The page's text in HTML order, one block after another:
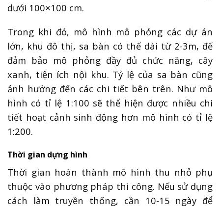
dưới 100×100 cm.
Trong khi đó, mô hình mô phỏng các dự án
lớn, khu đô thị, sa bàn có thể dài từ 2-3m, để
đảm bảo mô phỏng đầy đủ chức năng, cây
xanh, tiện ích nội khu. Tỷ lệ của sa bàn cũng
ảnh hưởng đến các chi tiết bên trên. Như mô
hình có tỉ lệ 1:100 sẽ thể hiện được nhiều chi
tiết hoạt cảnh sinh động hơn mô hình có tỉ lệ
1:200.
Thời gian dựng hình
Thời gian hoàn thành mô hình thu nhỏ phụ
thuộc vào phương pháp thi công. Nếu sử dụng
cách làm truyền thống, cần 10-15 ngày để